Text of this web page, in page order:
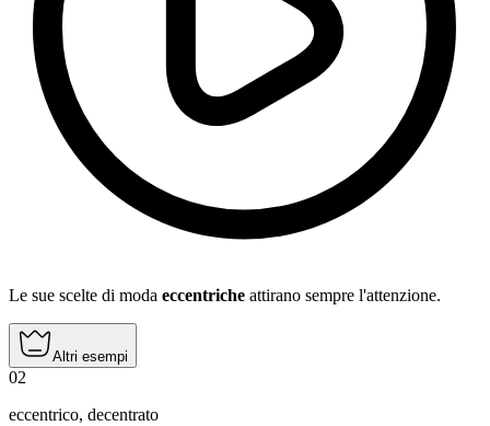
Le sue scelte di moda eccentriche attirano sempre l'attenzione.
Altri esempi
02
eccentrico, decentrato